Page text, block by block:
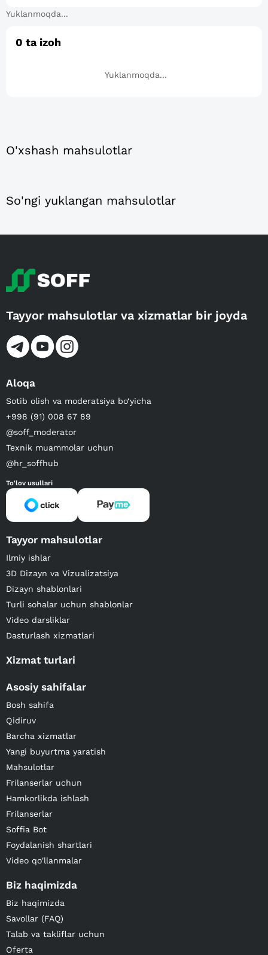
Yuklanmoqda...
0 ta izoh
Yuklanmoqda...
O'xshash mahsulotlar
So'ngi yuklangan mahsulotlar
Tayyor mahsulotlar va xizmatlar bir joyda
Aloqa
Sotib olish va moderatsiya bo‘yicha
+998 (91) 008 67 89
@soff_moderator
Texnik muammolar uchun
@hr_soffhub
To'lov usullari
Tayyor mahsulotlar
Ilmiy ishlar
3D Dizayn va Vizualizatsiya
Dizayn shablonlari
Turli sohalar uchun shablonlar
Video darsliklar
Dasturlash xizmatlari
Xizmat turlari
Asosiy sahifalar
Bosh sahifa
Qidiruv
Barcha xizmatlar
Yangi buyurtma yaratish
Mahsulotlar
Frilanserlar uchun
Hamkorlikda ishlash
Frilanserlar
Soffia Bot
Foydalanish shartlari
Video qo'llanmalar
Biz haqimizda
Biz haqimizda
Savollar (FAQ)
Talab va takliflar uchun
Oferta